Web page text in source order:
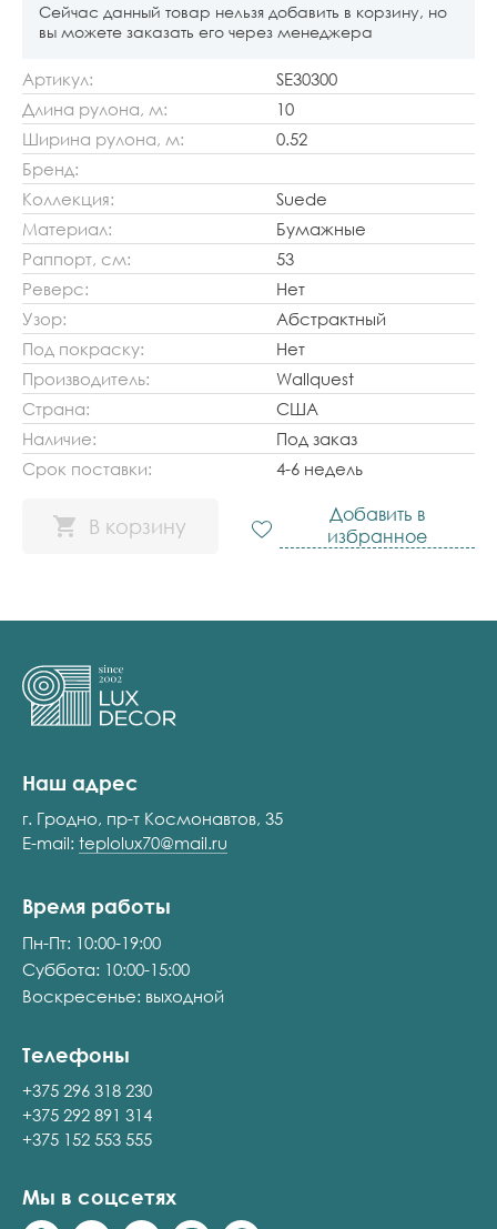
Сейчас данный товар нельзя добавить в корзину, но
вы можете заказать его через менеджера
Артикул:
SE30300
Длина рулона, м:
10
Ширина рулона, м:
0.52
Бренд:
Коллекция:
Suede
Материал:
Бумажные
Раппорт, см:
53
Реверс:
Нет
Узор:
Абстрактный
Под покраску:
Нет
Производитель:
Wallquest
Страна:
США
Наличие:
Под заказ
Срок поставки:
4-6 недель
В корзину
Добавить в
избранное
Наш адрес
г. Гродно, пр-т Космонавтов, 35
E-mail: teplolux70@mail.ru
Время работы
Пн-Пт: 10:00-19:00
Суббота: 10:00-15:00
Воскресенье: выходной
Телефоны
+375 296 318 230
+375 292 891 314
+375 152 553 555
Мы в соцсетях